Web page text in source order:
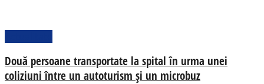
Două persoane transportate la spital în urma unei
coliziuni între un autoturism și un microbuz